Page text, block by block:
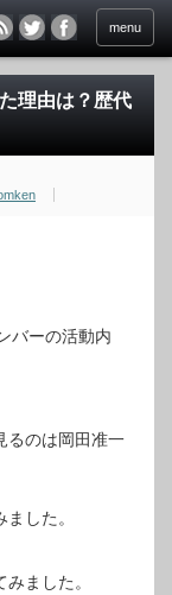
menu
理由は？歴代
バーの活動内
るのは岡田准一
した。
ました。